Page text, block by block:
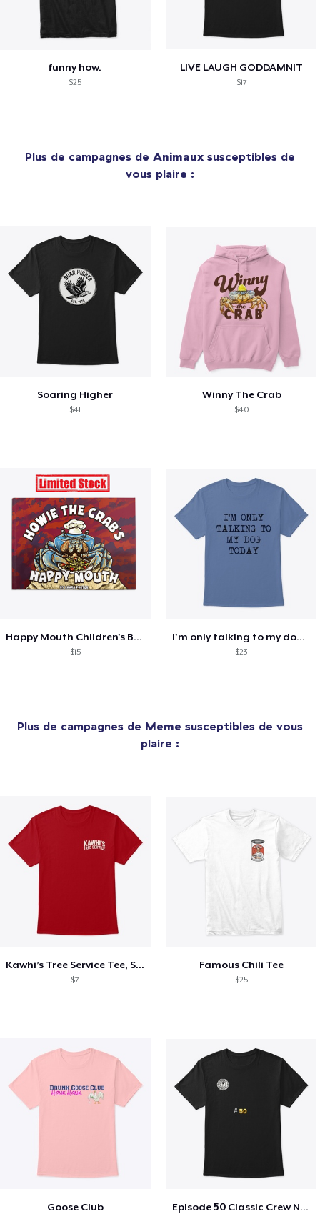
funny how.
$25
LIVE LAUGH GODDAMNIT
$17
Plus de campagnes de Animaux susceptibles de
vous plaire :
Soaring Higher
$41
Winny The Crab
$40
Happy Mouth Children's Book
$15
I'm only talking to my dog today
$23
Plus de campagnes de Meme susceptibles de vous
plaire :
Kawhi’s Tree Service Tee, Shirts, Mug
$7
Famous Chili Tee
$25
Goose Club Episode 50 Classic Crew Neck T-Shirt